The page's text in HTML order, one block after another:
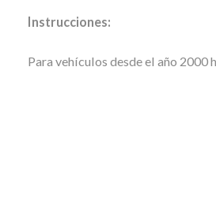
Instrucciones:
Para vehículos desde el año 2000